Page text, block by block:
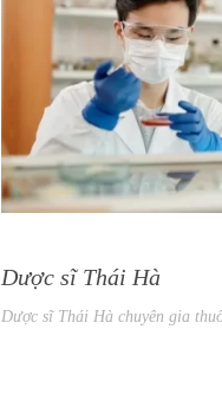
Dược sĩ Thái Hà
Dược sĩ Thái Hà chuyên gia